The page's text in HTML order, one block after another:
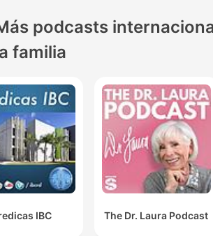
podcasts
familia
IBC The Dr. Laura Podcast